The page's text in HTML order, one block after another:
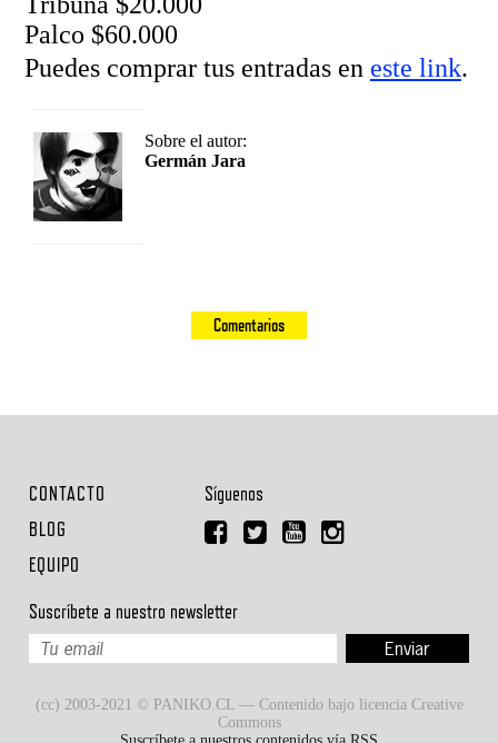
Palco $60.000
Puedes comprar tus entradas en este link.
Sobre el autor:
Germán Jara
Comentarios
CONTACTO
BLOG
EQUIPO
Síguenos
Suscríbete a nuestro newsletter
(cc) 2003-2021 © PANIKO.CL — Contenido bajo licencia Creative
Commons